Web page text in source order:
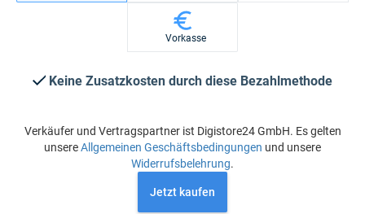
Vorkasse
Keine Zusatzkosten durch diese Bezahlmethode
Verkäufer und Vertragspartner ist Digistore24 GmbH. Es gelten
unsereAllgemeinen Geschäftsbedingungen und unsere
Widerrufsbelehrung.
Jetzt kaufen